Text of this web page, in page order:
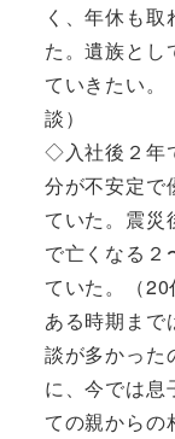
く、年休も
た。遺族とし
ていきたい。
談）
◇入社後２年
分が不安定で
ていた。震災
で亡くなる２
ていた。（20
ある時期まで
談が多かった
に、今では息
ての親からの